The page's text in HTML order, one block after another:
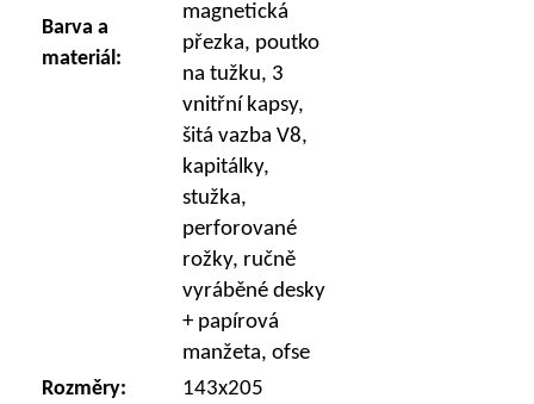
Barva a
materiál:
magnetická
přezka, poutko
na tužku, 3
vnitřní kapsy,
šitá vazba V8,
kapitálky,
stužka,
perforované
rožky, ručně
vyráběné desky
+ papírová
manžeta, ofse
Rozměry:
143x205